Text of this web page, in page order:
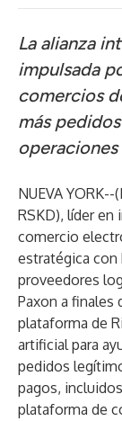
La alianza
impulsada
comercios
más
NUEVA YORK--(
RSKD), líder en
comercio
estratégica con
proveedores
Paxon a finales
plataforma de
artificial para
pedidos
pagos,
plataforma de